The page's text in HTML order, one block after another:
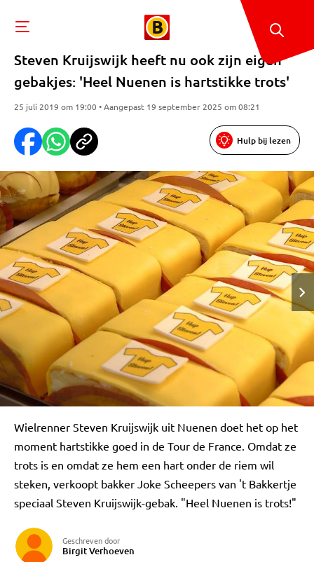
Steven Kruijswijk heeft nu ook zijn eigen
gebakjes: 'Heel Nuenen is hartstikke trots'
25 juli 2019 om 19:00 • Aangepast 19 september 2025 om 08:21
Hulp bij lezen
Wielrenner Steven Kruijswijk uit Nuenen doet het op het
moment hartstikke goed in de Tour de France. Omdat ze
trots is en omdat ze hem een hart onder de riem wil
steken, verkoopt bakker Joke Scheepers van 't Bakkertje
speciaal Steven Kruijswijk-gebak. "Heel Nuenen is trots!"
Geschreven door
Birgit Verhoeven